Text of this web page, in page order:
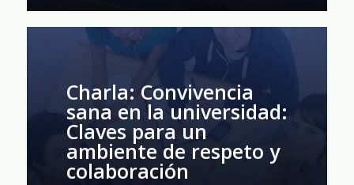
Charla: Convivencia
sana en la universidad:
Claves para un
ambiente de respeto y
colaboración